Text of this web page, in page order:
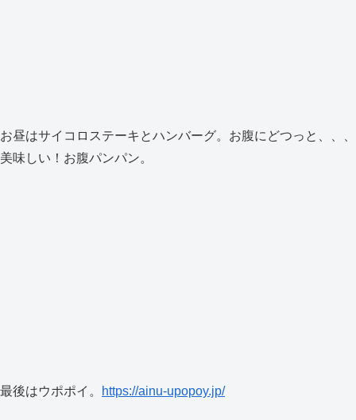
お昼はサイコロステーキとハンバーグ。お腹にどつっと、、、
美味しい！お腹パンパン。
最後はウポポイ。 https://ainu-upopoy.jp/